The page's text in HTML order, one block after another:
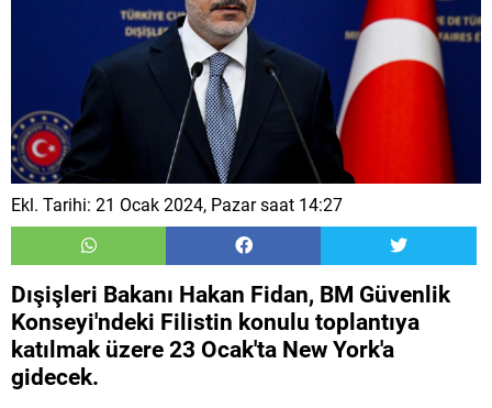
Ekl. Tarihi: 21 Ocak 2024, Pazar saat 14:27
Dışişleri Bakanı Hakan Fidan, BM Güvenlik
Konseyi'ndeki Filistin konulu toplantıya
katılmak üzere 23 Ocak'ta New York'a
gidecek.